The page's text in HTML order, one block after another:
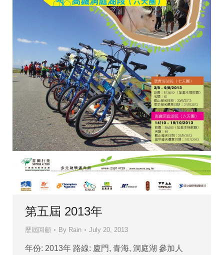
第五屆 2013年
歷屆回顧 By Rain July 20, 2013
年份: 2013年 路線: 廈門, 青海, 洞庭湖 參加人